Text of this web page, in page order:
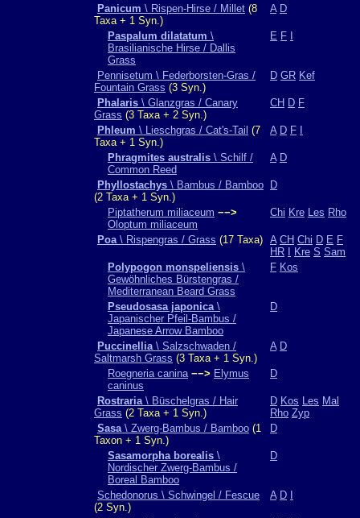
Panicum \ Rispen-Hirse / Millet (8
Taxa + 1 Syn.)
A D
Paspalum dilatatum \
Brasilianische Hirse / Dallis
Grass
E F
Pennisetum \ Federborsten-Gras /
Fountain Grass (3 Syn.)
D GR Kef
Phalaris \ Glanzgras / Canary
Grass (3 Taxa + 2 Syn.)
CH D F
Phleum \ Lieschgras / Cat's-Tail (7
Taxa + 1 Syn.)
A D F
Phragmites australis \ Schilf /
Common Reed
A D
Phyllostachys \ Bambus / Bamboo
(2 Taxa + 1 Syn.)
D
Piptatherum miliaceum −−>
Oloptum miliaceum
Chi Kre Les Rho
Poa\ Rispengras / Grass (17 Taxa) A CH Chi D E F
HR
Kre S Sam
Polypogon monspeliensis \
Gewöhnliches Bürstengras /
Mediterranean Beard Grass
F Kos
Pseudosasa japonica\
Japanischer Pfeil-Bambus /
Japanese Arrow Bamboo
D
Puccinellia\ Salzschwaden /
Saltmarsh Grass (3 Taxa + 1 Syn.)
A D
Roegneria canina −−> Elymus
caninus
D
Rostraria\ Büschelgras / Hair
Grass (2 Taxa + 1 Syn.)
D Kos Les Mal
Rho Zyp
Sasa\ Zwerg-Bambus / Bamboo (1
Taxon + 1 Syn.)
D
Sasamorpha borealis \
Nordischer Zwerg-Bambus /
Boreal Bamboo
D
Schedonorus \ Schwingel / Fescue
(2 Syn.)
A D